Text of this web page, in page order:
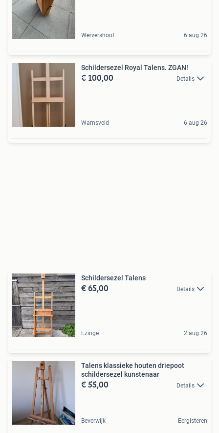
Wervershoof 6 aug 26
Schildersezel Royal Talens. ZGAN!
€ 100,00 Details
Warnsveld 6 aug 26
Schildersezel Talens
€ 65,00 Details
Ezinge 2 aug 26
Talens klassieke houten driepoot
schildersezel kunstenaar
€ 55,00 Details
Beverwijk Eergisteren